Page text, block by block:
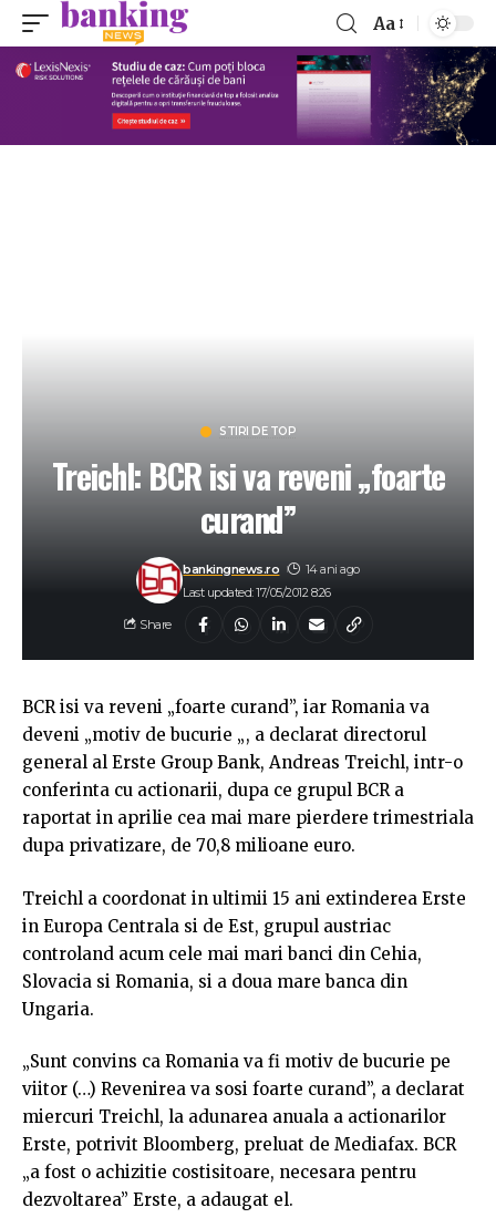
Aa
STIRI DE TOP
Treichl: BCR isi va reveni „foarte
curand”
Last updated: 17/05/2012 8:26
bankingnews.ro 14 ani ago
Share
BCR isi va reveni „foarte curand”, iar Romania va
deveni „motiv de bucurie „, a declarat directorul
general al Erste Group Bank, Andreas Treichl, intr-o
conferinta cu actionarii, dupa ce grupul BCR a
raportat in aprilie cea mai mare pierdere trimestriala
dupa privatizare, de 70,8 milioane euro.
Treichl a coordonat in ultimii 15 ani extinderea Erste
in Europa Centrala si de Est, grupul austriac
controland acum cele mai mari banci din Cehia,
Slovacia si Romania, si a doua mare banca din
Ungaria.
„Sunt convins ca Romania va fi motiv de bucurie pe
viitor (…) Revenirea va sosi foarte curand”, a declarat
miercuri Treichl, la adunarea anuala a actionarilor
Erste, potrivit Bloomberg, preluat de Mediafax. BCR
„a fost o achizitie costisitoare, necesara pentru
dezvoltarea” Erste, a adaugat el.